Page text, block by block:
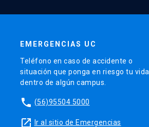
EMERGENCIAS UC
Teléfono en caso de accidente o
situación que ponga en riesgo tu vida
dentro de algún campus.
phone (56)95504 5000
launch Ir al sitio de Emergencias